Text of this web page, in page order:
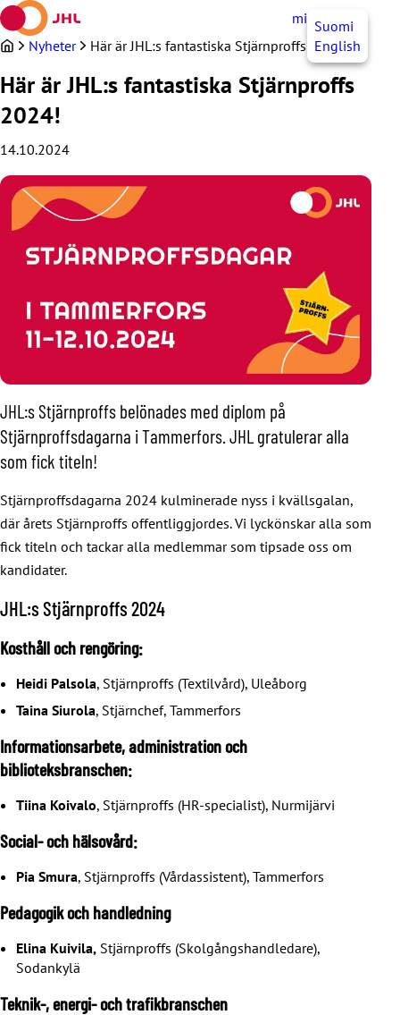
Hoppa
till
innehållet
mittJHL SV
Suomi
English
Nyheter Här är JHL:s fantastiska Stjärnproffs 2024!
Här är JHL:s fantastiska Stjärnproffs
2024!
14.10.2024
JHL:s Stjärnproffs belönades med diplom på
Stjärnproffsdagarna i Tammerfors. JHL gratulerar alla
som fick titeln!
Stjärnproffsdagarna 2024 kulminerade nyss i kvällsgalan,
där årets Stjärnproffs offentliggjordes. Vi lyckönskar alla som
fick titeln och tackar alla medlemmar som tipsade oss om
kandidater.
JHL:s Stjärnproffs 2024
Kosthåll och rengöring:
Heidi Palsola, Stjärnproffs (Textilvård), Uleåborg
Taina Siurola, Stjärnchef, Tammerfors
Informationsarbete, administration och
biblioteksbranschen:
Tiina Koivalo, Stjärnproffs (HR-specialist), Nurmijärvi
Social- och hälsovård:
Pia Smura, Stjärnproffs (Vårdassistent), Tammerfors
Pedagogik och handledning
Elina Kuivila, Stjärnproffs (Skolgångshandledare),
Sodankylä
Teknik-, energi- och trafikbranschen